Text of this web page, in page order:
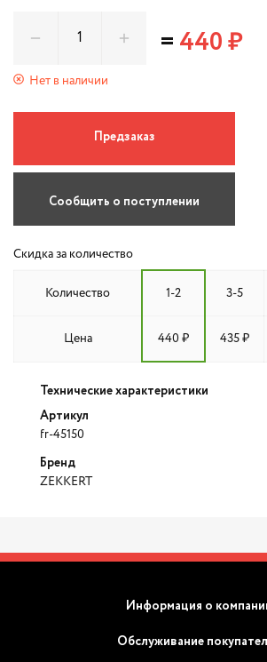
Нет в наличии
=440 ₽
Предзаказ
Сообщить о поступлении
Скидка за количество
Количество 1-2 3-5
Цена 440 ₽ 435 ₽
Технические характеристики
Артикул
fr-45150
Бренд
ZEKKERT
Информация о
Обслуживание